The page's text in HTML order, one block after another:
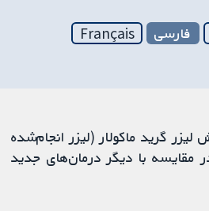
فارسی
Français
گرید ماکولار (لیزر انجام‌شده
مقایسه با دیگر درمان‌های جدید